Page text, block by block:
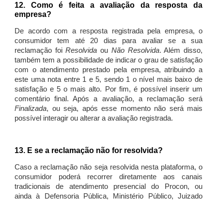
12. Como é feita a avaliação da resposta da
empresa?
De acordo com a resposta registrada pela empresa, o
consumidor tem até 20 dias para avaliar se a sua
reclamação foiResolvida ou Não Resolvida. Além disso,
também tem a possibilidade de indicar o grau de satisfação
com o atendimento prestado pela empresa, atribuindo a
este uma nota entre 1 e 5, sendo 1 o nível mais baixo de
satisfação e 5 o mais alto. Por fim, é possível inserir um
comentário final. Após a avaliação, a reclamação será
Finalizada, ou seja, após esse momento não será mais
possível interagir ou alterar a avaliação registrada.
13. E se a reclamação não for resolvida?
Caso a reclamação não seja resolvida nesta plataforma, o
consumidor poderá recorrer diretamente aos canais
tradicionais de atendimento presencial do Procon, ou
ainda à Defensoria Pública, Ministério Público, Juizado